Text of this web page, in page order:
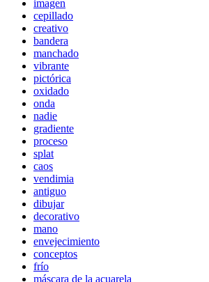
imagen
cepillado
creativo
bandera
manchado
vibrante
pictórica
oxidado
onda
nadie
gradiente
proceso
splat
caos
vendimia
antiguo
dibujar
decorativo
mano
envejecimiento
conceptos
frío
máscara de la acuarela